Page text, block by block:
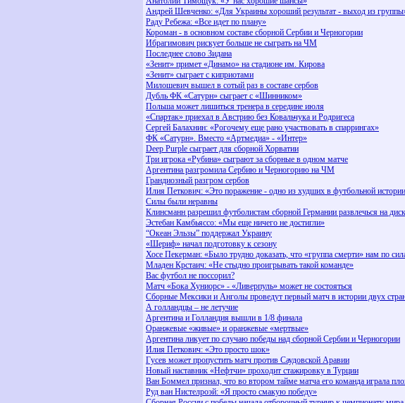
Андрей Шевченко: «Для Украины хороший результат - выход из
Раду Ребежа: «Все идет по плану»
Короман - в основном составе сборной Сербии и Черногории
Ибрагимович рискует больше не сыграть на ЧМ
Последнее слово Зидана
«Зенит» примет «Динамо» на стадионе им. Кирова
«Зенит» сыграет с киприотами
Милошевич вышел в сотый раз в составе сербов
Дубль ФК «Сатурн» сыграет с «Шинником»
Польша может лишиться тренера в середине июля
«Спартак» приехал в Австрию без Ковальчука и Родригеса
Сергей Балахнин: «Рогочему еще рано участвовать в спаррингах»
ФК «Сатурн». Вместо «Артмедиа» - «Интер»
Deep Purple сыграет для сборной Хорватии
Три игрока «Рубина» сыграют за сборные в одном матче
Аргентина разгромила Сербию и Черногорию на ЧМ
Грандиозный разгром сербов
Илия Петкович: «Это поражение - одно из худших в футбольной
Силы были неравны
Клинсманн разрешил футболистам сборной Германии развлечься на
Эстебан Камбьяссо: «Мы еще ничего не достигли»
“Океан Эльзы” поддержал Украину
«Шериф» начал подготовку к сезону
Хосе Пекерман: «Было трудно доказать, что «группа смерти» нам по
Младен Крстаич: «Не стыдно проигрывать такой команде»
Вас футбол не поссорил?
Матч «Бока Хуниорс» - «Ливерпуль» может не состояться
Сборные Мексики и Анголы проведут первый матч в истории двух
А голландцы – не летучие
Аргентина и Голландия вышли в 1/8 финала
Оранжевые «живые» и оранжевые «мертвые»
Аргентина ликует по случаю победы над сборной Сербии и Черногории
Илия Петкович: «Это просто шок»
Гусев может пропустить матч против Саудовской Аравии
Новый наставник «Hефтчи» проходит стажировку в Турции
Ван Боммел признал, что во втором тайме матча его команда играла
Руд ван Нистелроэй: «Я просто смакую победу»